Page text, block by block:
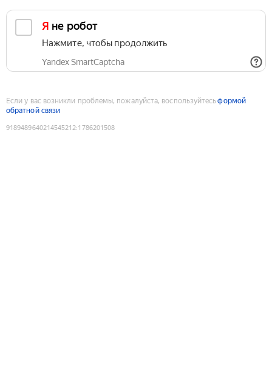
Я не робот
Нажмите, чтобы продолжить
Yandex SmartCaptcha
Если у вас возникли проблемы, пожалуйста, воспользуйтесьформой
обратной связи
9189489640214545212:1786201508